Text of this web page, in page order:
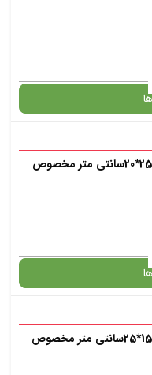
پلاستیک وکیوم سیلر 25*20سانتی متر مخصوص
پلاستیک وکیوم سیلر 15*25سانتی متر مخصوص